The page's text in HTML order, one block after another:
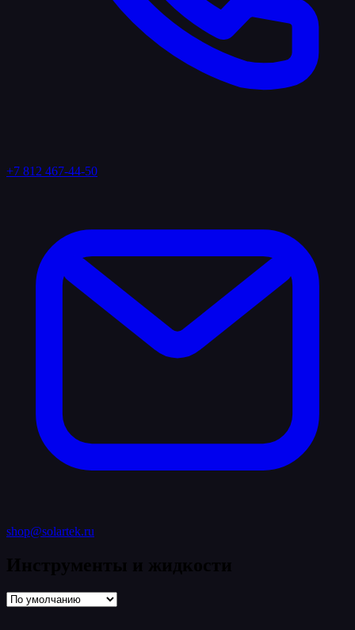
+7 812 467-44-50
shop@solartek.ru